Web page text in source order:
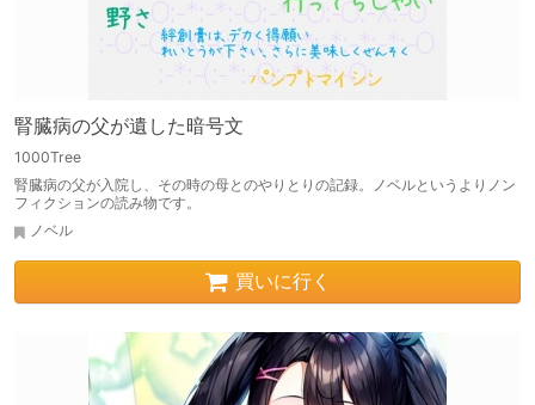
腎臓病の父が遺した暗号文
1000Tree
腎臓病の父が入院し、その時の母とのやりとりの記録。ノベルというよりノン
フィクションの読み物です。
ノベル
買いに行く